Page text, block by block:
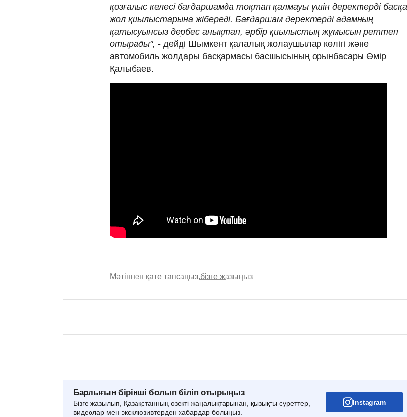
қозғалыс келесі бағдаршамда тоқтап қалмауы үшін деректерді басқа
жол қиылыстарына жібереді. Бағдаршам деректерді адамның
қатысуынсыз дербес анықтап, әрбір қиылыстың жұмысын реттеп
отырады", - дейді Шымкент қалалық жолаушылар көлігі және
автомобиль жолдары басқармасы басшысының орынбасары Өмір
Қалыбаев.
Мәтіннен қате тапсаңыз,бізге жазыңыз
Барлығын бірінші болып біліп отырыңыз
Бізге жазылып, Қазақстанның өзекті жаңалықтарынан, қызықты суреттер,
видеолар мен эксклюзивтерден хабардар болыңыз.
Instagram